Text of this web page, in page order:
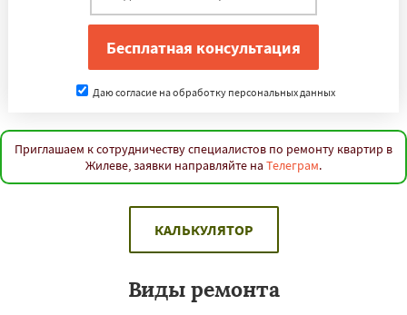
Даю согласие на обработку персональных данных
Приглашаем к сотрудничеству специалистов по ремонту квартир в
Жилеве, заявки направляйте на Телеграм.
КАЛЬКУЛЯТОР
Виды ремонта